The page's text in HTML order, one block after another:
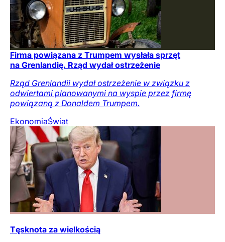
Firma powiązana z Trumpem wysłała sprzęt
na Grenlandię. Rząd wydał ostrzeżenie
Rząd Grenlandii wydał ostrzeżenie w związku z
odwiertami planowanymi na wyspie przez firmę
powiązaną z Donaldem Trumpem.
EkonomiaŚwiat
Tęsknota za wielkością